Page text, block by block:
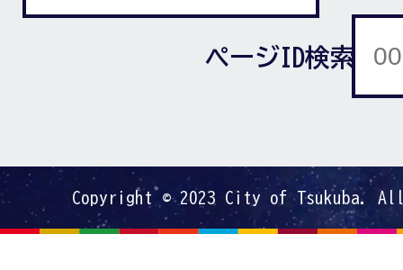
ページID検索
Copyright © 2023 City of Tsukuba.